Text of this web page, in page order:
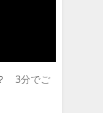
3分でご